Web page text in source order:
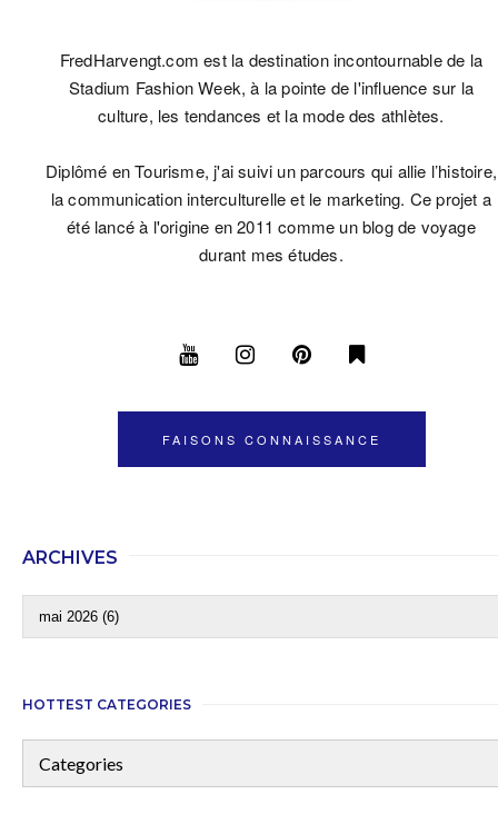
FredHarvengt.com est la destination incontournable de la
Stadium Fashion Week, à la pointe de l'influence sur la
culture, les tendances et la mode des athlètes.
Diplômé en Tourisme, j'ai suivi un parcours qui allie l’histoire,
la communication interculturelle et le marketing. Ce projet a
été lancé à l'origine en 2011 comme un blog de voyage
durant mes études.
FAISONS CONNAISSANCE
ARCHIVES
HOTTEST CATEGORIES